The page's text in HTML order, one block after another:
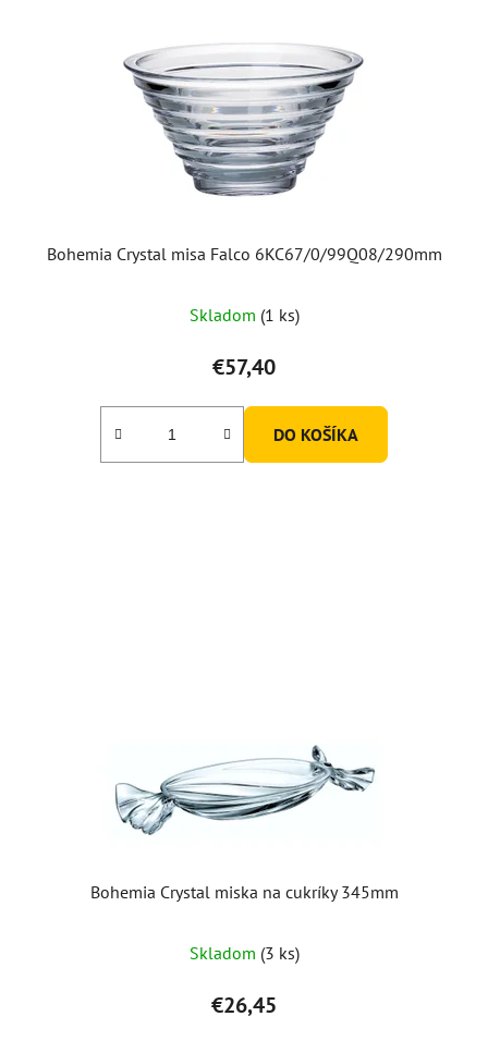
Bohemia Crystal misa Falco 6KC67/0/99Q08/290mm
Skladom (1 ks)
€57,40
DO KOŠÍKA
Bohemia Crystal miska na cukríky 345mm
Skladom (3 ks)
€26,45